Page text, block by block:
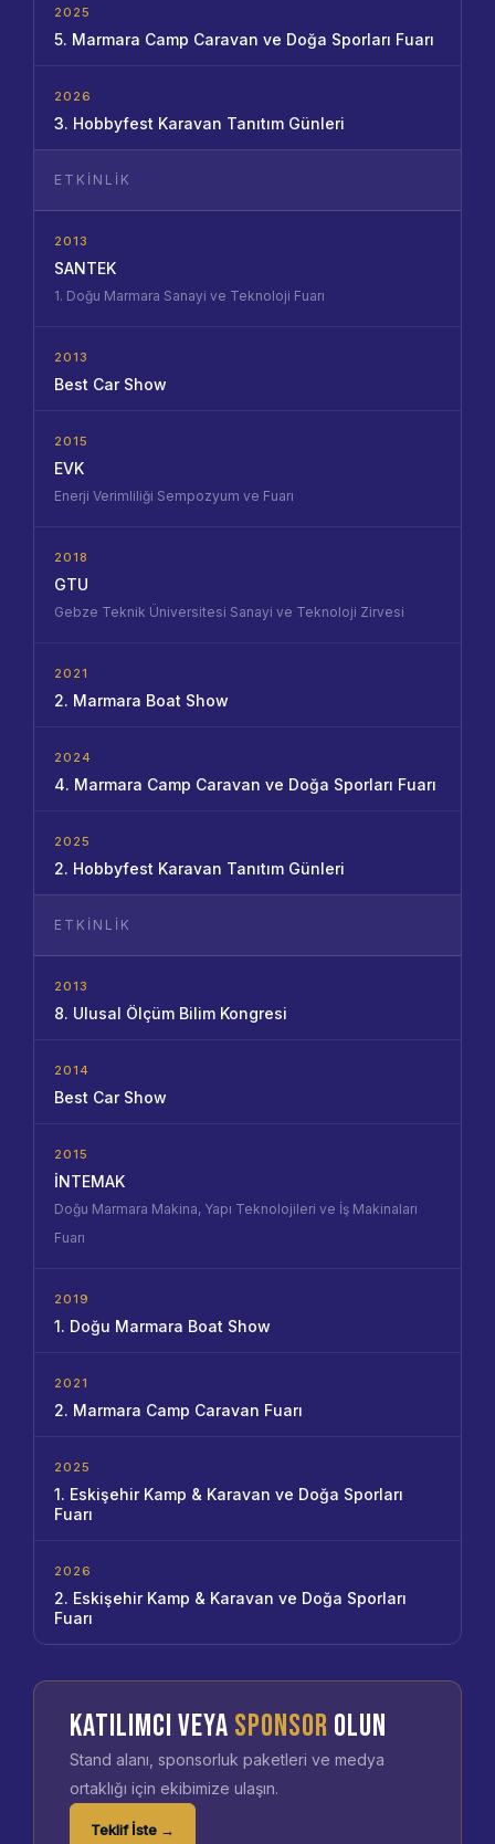
2025
5. Marmara Camp Caravan ve Doğa Sporları Fuarı
2026
3. Hobbyfest Karavan Tanıtım Günleri
ETKINLIK
2013
SANTEK
1. Doğu Marmara Sanayi ve Teknoloji Fuarı
2013
Best Car Show
2015
EVK
Enerji Verimliliği Sempozyum ve Fuarı
2018
GTU
Gebze Teknik Üniversitesi Sanayi ve Teknoloji Zirvesi
2021
2. Marmara Boat Show
2024
4. Marmara Camp Caravan ve Doğa Sporları Fuarı
2025
2. Hobbyfest Karavan Tanıtım Günleri
ETKINLIK
2013
8. Ulusal Ölçüm Bilim Kongresi
2014
Best Car Show
2015
İNTEMAK
Doğu Marmara Makina, Yapı Teknolojileri ve İş Makinaları
Fuarı
2019
1. Doğu Marmara Boat Show
2021
2. Marmara Camp Caravan Fuarı
2025
1. Eskişehir Kamp & Karavan ve Doğa Sporları
Fuarı
2026
2. Eskişehir Kamp & Karavan ve Doğa Sporları
Fuarı
KATILIMCI VEYA SPONSOR OLUN
Stand alanı, sponsorluk paketleri ve medya
ortaklığı için ekibimize ulaşın.
Teklif İste →